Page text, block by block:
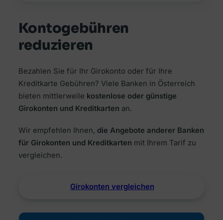
Kontogebühren
reduzieren
Bezahlen Sie für Ihr Girokonto oder für Ihre
Kreditkarte Gebühren? Viele Banken in Österreich
bieten mittlerweile kostenlose oder günstige
Girokonten und Kreditkarten an.
Wir empfehlen Ihnen, die Angebote anderer Banken
für Girokonten und Kreditkarten mit Ihrem Tarif zu
vergleichen.
Girokonten vergleichen